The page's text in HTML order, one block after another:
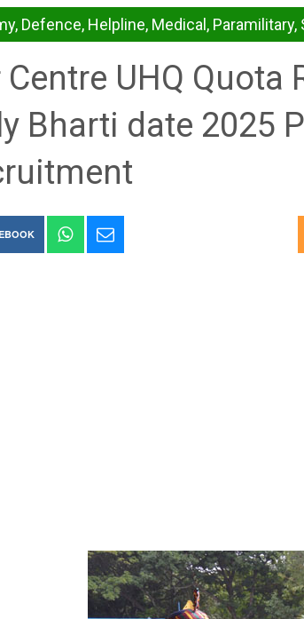
, Defence, Helpline, Medical , Paramilitary,
Centre UHQ Quota
Bharti date 2025